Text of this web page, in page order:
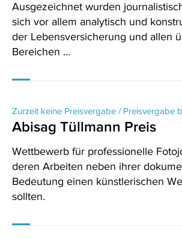
Ausgezeichnet wurden
sich vor allem analytisch und
der Lebensversicherung und allen
Bereichen …
Zurzeit keine Preisvergabe / Preisvergabe
Abisag Tüllmann Preis
Wettbewerb für professionelle
deren Arbeiten neben ihrer
Bedeutung einen künstlerischen
sollten.